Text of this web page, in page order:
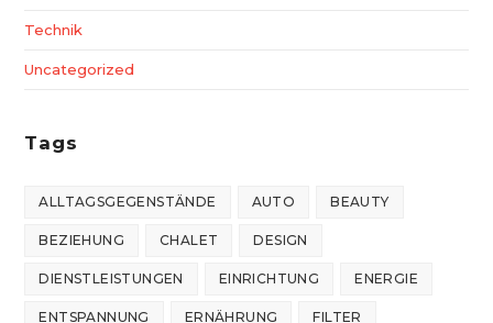
Technik
Uncategorized
Tags
ALLTAGSGEGENSTÄNDE AUTO BEAUTY
BEZIEHUNG CHALET DESIGN
DIENSTLEISTUNGEN EINRICHTUNG ENERGIE
ENTSPANNUNG ERNÄHRUNG FILTER